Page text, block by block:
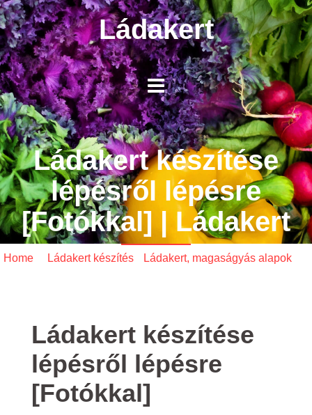
Ládakert
Ládakert készítése
lépésről lépésre
[Fotókkal] | Ládakert
Home Ládakert készítés Ládakert, magaságyás alapok
Ládakert készítése
lépésről lépésre
[Fotókkal]